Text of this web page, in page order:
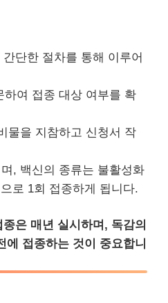
단한 절차를 통해 이루어
하여 접종 대상 여부를 확
물을 지참하고 신청서 작
, 백신의 종류는 불활성화
로 1회 접종하게 됩니다.
은 매년 실시하며, 독감의
에 접종하는 것이 중요합니